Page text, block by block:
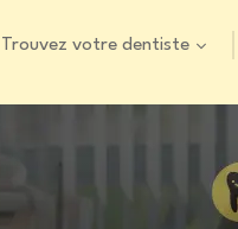
Trouvez votre dentiste